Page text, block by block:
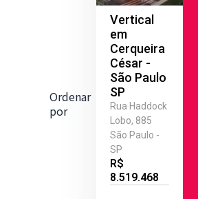
Ordenar
por
Vertical
em
Cerqueira
César -
São Paulo
SP
Rua Haddock
Lobo, 885
São Paulo -
SP
R$
8.519.468